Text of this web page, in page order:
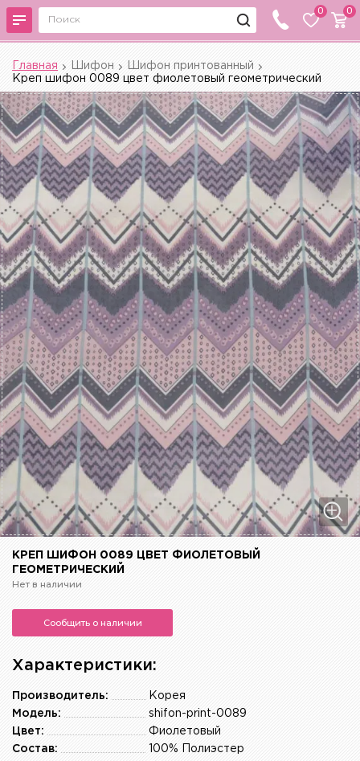
0 0
Главная Шифон
Шифон принтованный
Креп шифон 0089 цвет фиолетовый геометрический
КРЕП ШИФОН 0089 ЦВЕТ ФИОЛЕТОВЫЙ
ГЕОМЕТРИЧЕСКИЙ
Нет в наличии
Сообщить о наличии
Характеристики:
Корея
Производитель:
shifon-print-0089
Модель:
Фиолетовый
Цвет:
100% Полиэстер
Состав: